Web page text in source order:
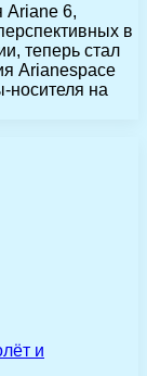
Ariane 6,
в
теперь стал
Arianespace
носителя на
и